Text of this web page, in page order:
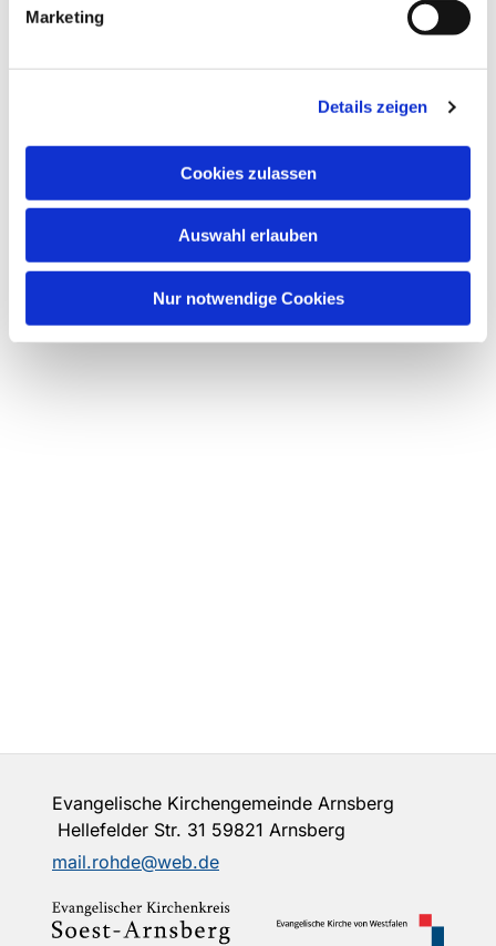
Marketing
Details zeigen
Cookies zulassen
Auswahl erlauben
Nur notwendige Cookies
Dies könnte Sie auch
Evangelische Kirchengemeinde Arnsberg
Hellefelder Str. 31 59821 Arnsberg
mail.rohde@web.de